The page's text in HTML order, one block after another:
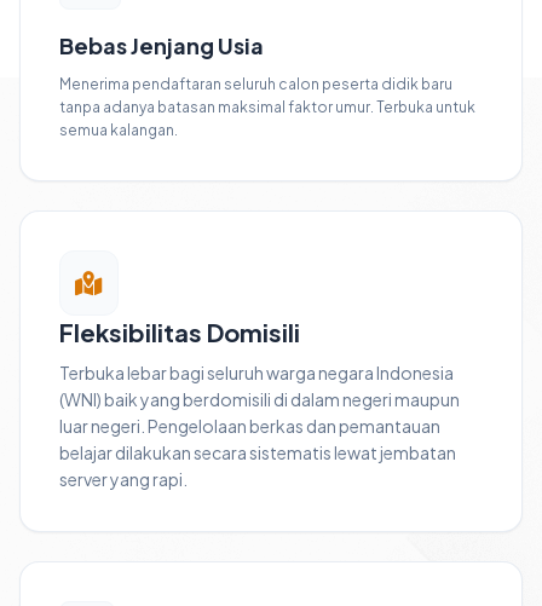
Bebas Jenjang Usia
Menerima pendaftaran seluruh calon peserta didik baru
tanpa adanya batasan maksimal faktor umur. Terbuka untuk
semua kalangan.
Fleksibilitas Domisili
Terbuka lebar bagi seluruh warga negara Indonesia
(WNI) baik yang berdomisili di dalam negeri maupun
luar negeri. Pengelolaan berkas dan pemantauan
belajar dilakukan secara sistematis lewat jembatan
server yang rapi.